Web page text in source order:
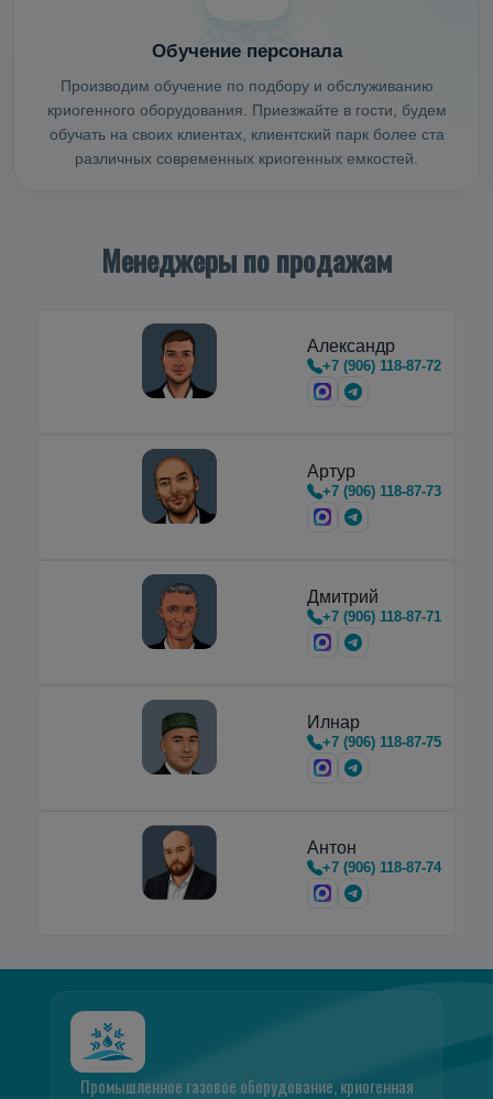
Обучение персонала
Производим обучение по подбору и обслуживанию
криогенного оборудования. Приезжайте в гости, будем
обучать на своих клиентах, клиентский парк более ста
различных современных криогенных емкостей.
Менеджеры по продажам
Александр
+7 (906) 118-87-72
Артур
+7 (906) 118-87-73
Дмитрий
+7 (906) 118-87-71
Илнар
+7 (906) 118-87-75
Антон
+7 (906) 118-87-74
Промышленное газовое оборудование, криогенная